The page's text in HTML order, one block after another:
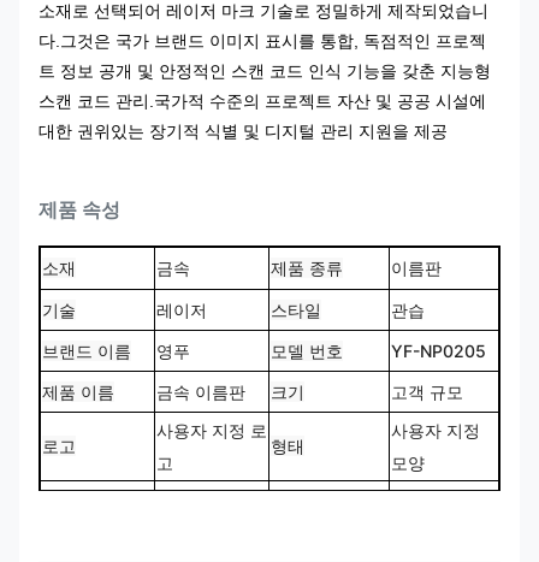
소재로 선택되어 레이저 마크 기술로 정밀하게 제작되었습니
다.그것은 국가 브랜드 이미지 표시를 통합, 독점적인 프로젝
트 정보 공개 및 안정적인 스캔 코드 인식 기능을 갖춘 지능형
스캔 코드 관리.국가적 수준의 프로젝트 자산 및 공공 시설에
대한 권위있는 장기적 식별 및 디지털 관리 지원을 제공
제품 속성
소재 금속 제품 종류 이름판
기술 레이저 스타일
관습
브랜드 이름
영푸 모델 번호
YF-NP0205
제품 이름
금속 이름판 크기 고객 규모
로고
사용자 지정 로
고
형태
사용자 지정
모양